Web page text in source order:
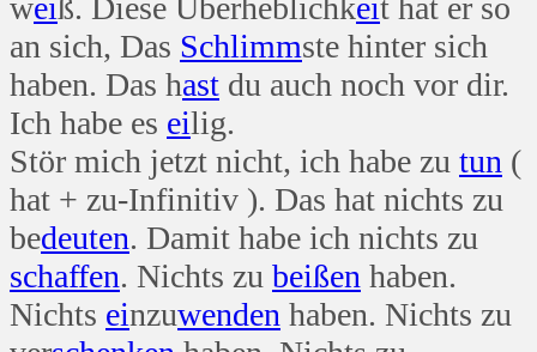
weiß. Diese Überheblichkeit hat er so
an sich, Das Schlimmste hinter sich
haben. Das hast du auch noch vor dir.
Ich habe es eilig.
Stör mich jetzt nicht, ich habe zu tun (
hat + zu-Infinitiv ). Das hat nichts zu
bedeuten. Damit habe ich nichts zu
schaffen. Nichts zu beißen haben.
Nichts einzuwenden haben. Nichts zu